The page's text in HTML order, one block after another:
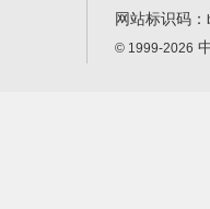
网站标识码：
© 1999-2026